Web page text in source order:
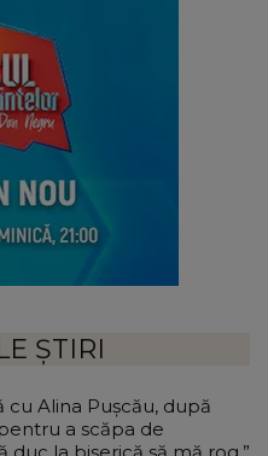
ȘTIRI
cu Alina Pușcău, după
a scăpa de